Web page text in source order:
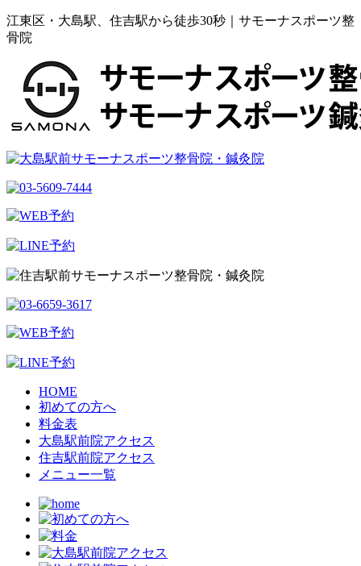
江東区・大島駅、住吉駅から徒歩30秒｜サモーナスポーツ整
骨院
HOME
初めての方へ
料金表
大島駅前院アクセス
住吉駅前院アクセス
メニュー一覧